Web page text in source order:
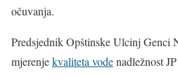
očuvanja.
Predsjednik Opštinske Ulcinj Genci
mjerenjekvaliteta vodenadležnost